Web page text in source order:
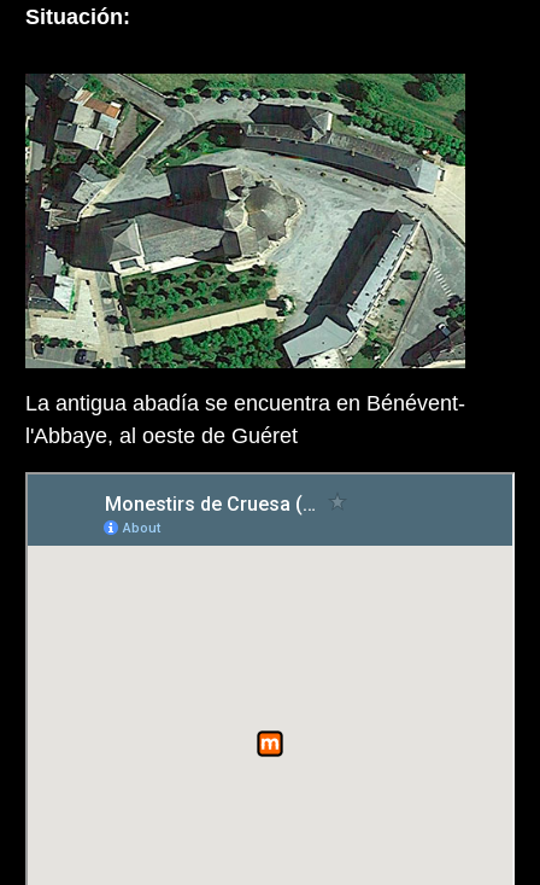
Situación:
La antigua abadía se encuentra en Bénévent-
l'Abbaye, al oeste de Guéret